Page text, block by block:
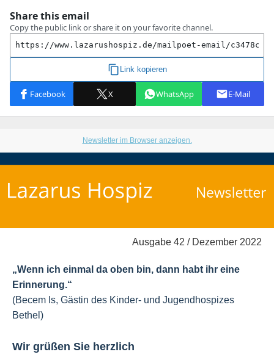
Newsletter im Browser anzeigen.
Ausgabe 42 / Dezember 2022
„Wenn ich einmal da oben bin, dann habt ihr eine
Erinnerung.“
(Becem Is, Gästin des Kinder- und Jugendhospizes
Bethel)
Wir grüßen Sie herzlich